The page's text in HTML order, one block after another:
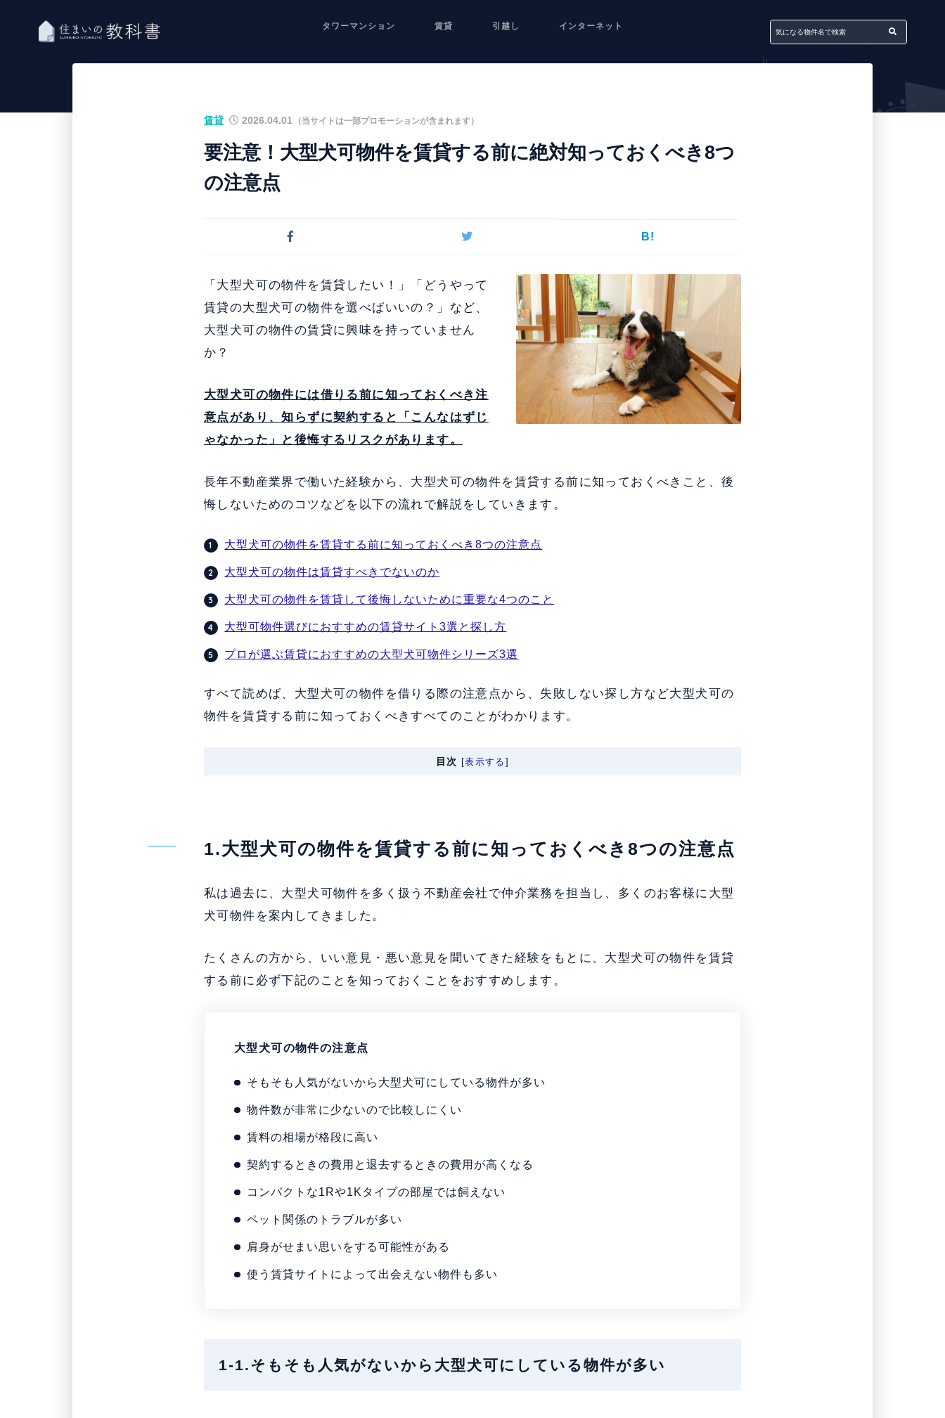
タワーマンション 賃貸 引越し インターネット
（当サイトは一部プロモーションが含まれます）
賃貸 2026.04.01
要注意！大型犬可物件を賃貸する前に絶対知っておくべき8つ
の注意点
B!
「大型犬可の物件を賃貸したい！」「どうやって
賃貸の大型犬可の物件を選べばいいの？」など、
大型犬可の物件の賃貸に興味を持っていません
か？
大型犬可の物件には借りる前に知っておくべき注
意点があり、知らずに契約すると「こんなはずじ
ゃなかった」と後悔するリスクがあります。
長年不動産業界で働いた経験から、大型犬可の物件を賃貸する前に知っておくべきこと、後
悔しないためのコツなどを以下の流れで解説をしていきます。
大型犬可の物件を賃貸する前に知っておくべき8つの注意点
大型犬可の物件は賃貸すべきでないのか
大型犬可の物件を賃貸して後悔しないために重要な4つのこと
大型可物件選びにおすすめの賃貸サイト3選と探し方
プロが選ぶ賃貸におすすめの大型犬可物件シリーズ3選
すべて読めば、大型犬可の物件を借りる際の注意点から、失敗しない探し方など大型犬可の
物件を賃貸する前に知っておくべきすべてのことがわかります。
目次 [表示する
1.大型犬可の物件を賃貸する前に知っておくべき8つの注意点
私は過去に、大型犬可物件を多く扱う不動産会社で仲介業務を担当し、多くのお客様に大型
犬可物件を案内してきました。
たくさんの方から、いい意見・悪い意見を聞いてきた経験をもとに、大型犬可の物件を賃貸
する前に必ず下記のことを知っておくことをおすすめします。
大型犬可の物件の注意点
そもそも人気がないから大型犬可にしている物件が多い
物件数が非常に少ないので比較しにくい
賃料の相場が格段に高い
契約するときの費用と退去するときの費用が高くなる
コンパクトな1Rや1Kタイプの部屋では飼えない
ペット関係のトラブルが多い
肩身がせまい思いをする可能性がある
使う賃貸サイトによって出会えない物件も多い
1-1.そもそも人気がないから大型犬可にしている物件が多い